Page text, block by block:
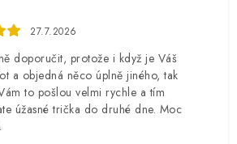
27.7.2026
doporučit, protože i když je Váš
a objedná něco úplně jiného, tak
to pošlou velmi rychle a tím
úžasné trička do druhé dne. Moc